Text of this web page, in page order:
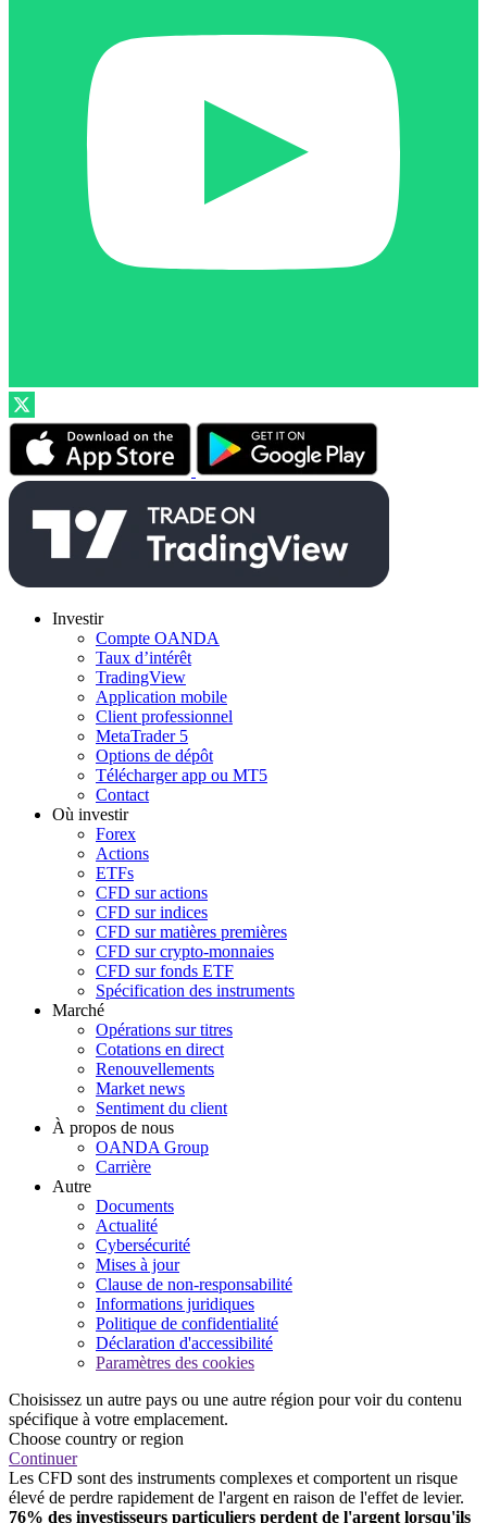
Investir
Compte OANDA
Taux d’intérêt
TradingView
Application mobile
Client professionnel
MetaTrader 5
Options de dépôt
Télécharger app ou MT5
Contact
Où investir
Forex
Actions
ETFs
CFD sur actions
CFD sur indices
CFD sur matières premières
CFD sur crypto-monnaies
CFD sur fonds ETF
Spécification des instruments
Marché
Opérations sur titres
Cotations en direct
Renouvellements
Market news
Sentiment du client
À propos de nous
OANDA Group
Carrière
Autre
Documents
Actualité
Cybersécurité
Mises à jour
Clause de non-responsabilité
Informations juridiques
Politique de confidentialité
Déclaration d'accessibilité
Paramètres des cookies
Choisissez un autre pays ou une autre région pour voir du contenu
spécifique à votre emplacement.
Choose country or region
Continuer
Les CFD sont des instruments complexes et comportent un risque
élevé de perdre rapidement de l'argent en raison de l'effet de levier.
76% des investisseurs particuliers perdent de l'argent lorsqu'ils